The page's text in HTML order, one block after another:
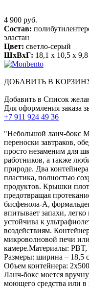
4 900 руб.
Состав:
эластан
Цвет: светло-серый
ШхВхГ: 18,1 x 10,5 x 9,8
ДОБАВИТЬ В
Добавить в Список
Для оформления заказа
+7 911 924 49 36
"Небольшой ланч-бокс
переноски завтраков,
просто незаменим для
работников, а также
природе. Два
пластика, полностью
продуктов. Крышки
предотвращая
бисфенола-А,
впитывает запахи,
устойчива к
воздействиям.
микроволновой печи
камере.Материалы: PBT,
Размеры: ширина – 18,5
Объем контейнера:
Ланч-бокс моется
моющего средства или